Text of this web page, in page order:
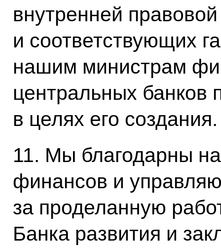
внутренней
и соответствующих
нашим министрам
центральных банков
в целях его создания.
11. Мы благодарны
финансов и
за проделанную
Банка развития и